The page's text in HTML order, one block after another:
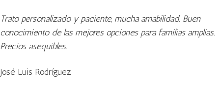
Trato personalizado y paciente, mucha amabilidad. Buen
conocimiento de las mejores opciones para familias amplias.
Precios asequibles.
José Luis Rodríguez